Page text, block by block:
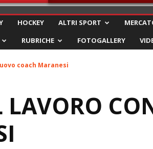
HOCKEY ALTRI SPORT
RUBRICHE FOTOGALLERY
coach Maranesi
LAVORO